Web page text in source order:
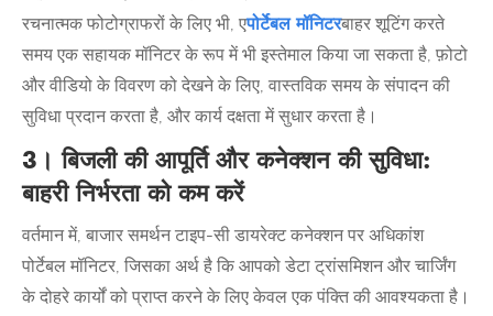
रचनात्मक फोटोग्राफरों के लिए भी, एपोर्टेबल मॉनिटरबाहर शूटिंग करते
समय एक सहायक मॉनिटर के रूप में भी इस्तेमाल किया जा सकता है, फ़ोटो
और वीडियो के विवरण को देखने के लिए, वास्तविक समय के संपादन की
सुविधा प्रदान करता है, और कार्य दक्षता में सुधार करता है।
3। बिजली की आपूर्ति और कनेक्शन की सुविधा:
बाहरी निर्भरता को कम करें
वर्तमान में, बाजार समर्थन टाइप-सी डायरेक्ट कनेक्शन पर अधिकांश
पोर्टेबल मॉनिटर, जिसका अर्थ है कि आपको डेटा ट्रांसमिशन और चार्जिंग
के दोहरे कार्यों को प्राप्त करने के लिए केवल एक पंक्ति की आवश्यकता है।